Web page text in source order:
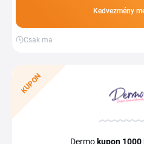
Kedvezmény
Csak ma
KUPON
Dermo kupon 1000